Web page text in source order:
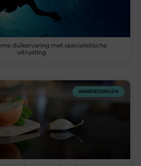
duikervaring met specialistische
uitrusting
AANBIEDINGEN